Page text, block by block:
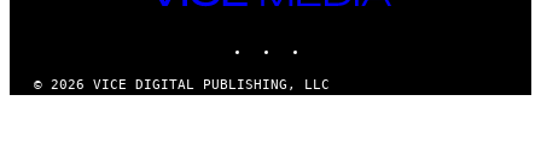
MEDIA
© 2026 VICE DIGITAL PUBLISHING, LLC